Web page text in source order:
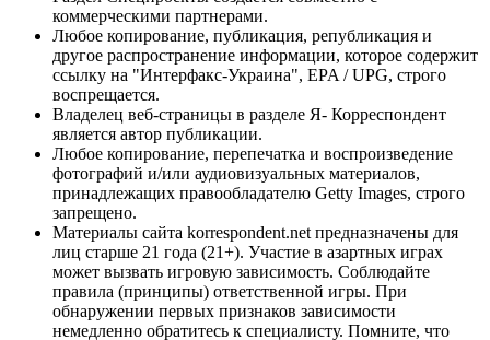
коммерческими партнерами.
Любое копирование, публикация, републикация и
другое распространение информации, которое содержит
ссылку на "Интерфакс-Украина", EPA / UPG, строго
воспрещается.
Владелец веб-страницы в разделе Я- Корреспондент
является автор публикации.
Любое копирование, перепечатка и воспроизведение
фотографий и/или аудиовизуальных материалов,
принадлежащих правообладателю Getty Images, строго
запрещено.
Материалы сайта korrespondent.net предназначены для
лиц старше 21 года (21+). Участие в азартных играх
может вызвать игровую зависимость. Соблюдайте
правила (принципы) ответственной игры. При
обнаружении первых признаков зависимости
немедленно обратитесь к специалисту. Помните, что